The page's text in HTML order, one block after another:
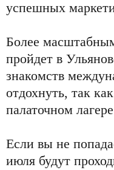
успешных
Более
пройдет в
знакомств
отдохнуть, так
палаточном
Если вы не
июля будут